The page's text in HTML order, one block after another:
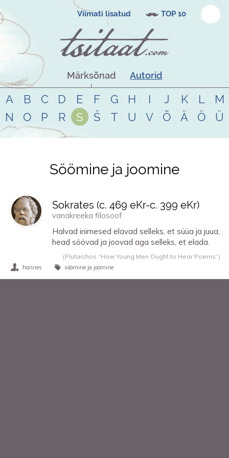
Viimati lisatud TOP 10
Märksõnad Autorid
A B C D E F G H I J K L
M
N
O P R S Š T U V Õ Ä Ö Ü
Tsitaadid teemalsöömine ja
Söömine ja joomine
Sokrates (c. 469 eKr-c. 399 eKr)
vanakreeka filosoof
Halvad inimesed elavad selleks, et süüa ja juua,
head söövad ja joovad aga selleks, et elada.
(Plutarchos “How Young Men Ought to Hear Poems”)
hannes söömine ja joomine